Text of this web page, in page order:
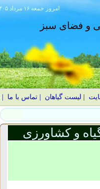
۱۴۰۵ جمعه ۱۶ مرداد امروز
و فضای سبز
لیست گیاهان |تماس با ما
و کشاورزی